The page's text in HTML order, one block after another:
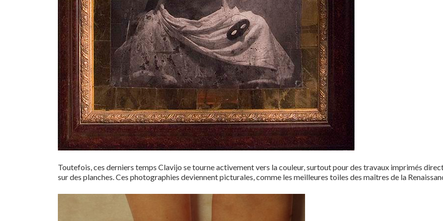
Toutefois, ces derniers temps Clavijo se tourne activement vers la couleur, surtout pour des travaux imprimés
sur des planches. Ces photographies deviennent picturales, comme les meilleures toiles des maîtres de la